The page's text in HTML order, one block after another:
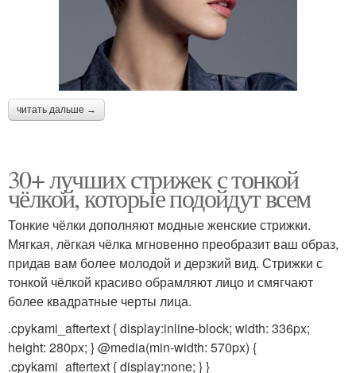
читать дальше →
30+ лучших стрижек с тонкой
чёлкой, которые подойдут всем
Тонкие чёлки дополняют модные женские стрижки.
Мягкая, лёгкая чёлка мгновенно преобразит ваш образ,
придав вам более молодой и дерзкий вид. Стрижки с
тонкой чёлкой красиво обрамляют лицо и смягчают
более квадратные черты лица.
.cpykami_aftertext { display:inline-block; width: 336px;
height: 280px; } @media(min-width: 570px) {
.cpykami_aftertext { display:none; } }